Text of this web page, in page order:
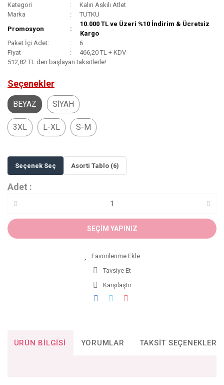
Kategori
Kalın Askılı Atlet
Marka
TUTKU
Promosyon
10.000 TL ve Üzeri %10 İndirim & Ücretsiz
Kargo
Paket İçi Adet:
6
Fiyat
466,20 TL + KDV
512,82 TL den başlayan taksitlerle!
Seçenekler
BEYAZ SİYAH
3XL L-XL S-M
Seçenek Seç Asorti Tablo (6)
Adet :
SEÇİM YAPINIZ
Tavsiye Et
Karşılaştır
ÜRÜN BILGISI YORUMLAR TAKSIT SEÇENEKLERI